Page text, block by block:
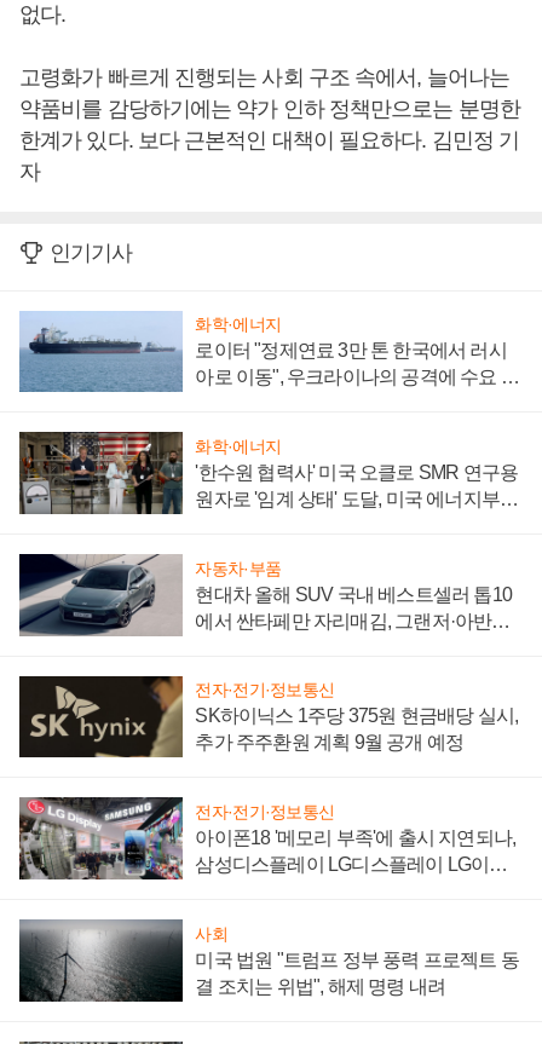
없다.
고령화가 빠르게 진행되는 사회 구조 속에서, 늘어나는
약품비를 감당하기에는 약가 인하 정책만으로는 분명한
한계가 있다. 보다 근본적인 대책이 필요하다. 김민정 기
자
인기기사
화학·에너지
로이터 "정제연료 3만 톤 한국에서 러시
아로 이동", 우크라이나의 공격에 수요 늘
화학·에너지
'한수원 협력사' 미국 오클로 SMR 연구용
원자로 '임계 상태' 도달, 미국 에너지부
자동차·부품
현대차 올해 SUV 국내 베스트셀러 톱10
에서 싼타페만 자리매김, 그랜저·아반떼
전자·전기·정보통신
SK하이닉스 1주당 375원 현금배당 실시,
추가 주주환원 계획 9월 공개 예정
전자·전기·정보통신
아이폰18 '메모리 부족'에 출시 지연되나,
삼성디스플레이 LG디스플레이 LG이노
사회
미국 법원 "트럼프 정부 풍력 프로젝트 동
결 조치는 위법", 해제 명령 내려